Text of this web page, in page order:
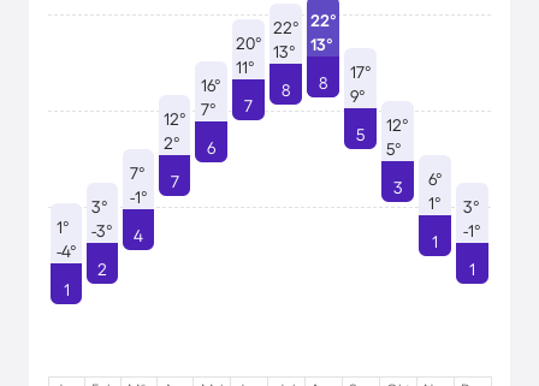
1°
-4°
1
3°
-3°
2
7°
-1°
4
12°
2°
7
16°
7°
6
20°
11°
7
22°
13°
8
22°
13°
8
17°
9°
5
12°
5°
3
6°
1°
1
3°
-1°
1